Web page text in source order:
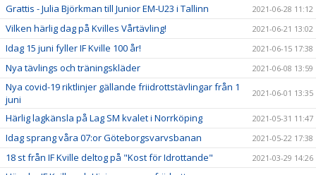
Grattis - Julia Björkman till Junior EM-U23 i Tallinn 2021-06-28 11:12
Vilken härlig dag på Kvilles Vårtävling! 2021-06-21 13:02
Idag 15 juni fyller IF Kville 100 år! 2021-06-15 17:38
Nya tävlings och träningskläder 2021-06-08 13:59
Nya covid-19 riktlinjer gällande friidrottstävlingar från 1
juni
2021-06-01 13:35
Härlig lagkänsla på Lag SM kvalet i Norrköping 2021-05-31 11:47
Idag sprang våra 07:or Göteborgsvarvsbanan 2021-05-22 17:38
18 st från IF Kville deltog på "Kost för Idrottande" 2021-03-29 14:26